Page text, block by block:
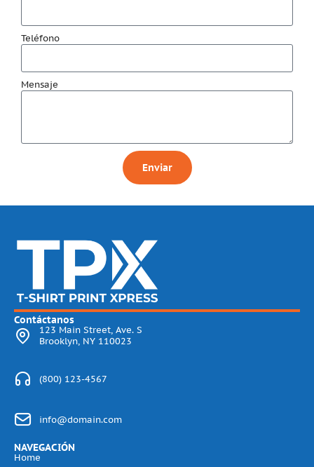
Teléfono
Mensaje
Enviar
Contáctanos
123 Main Street, Ave. S
Brooklyn, NY 110023
(800) 123-4567
info@domain.com
NAVEGACIÓN
Home